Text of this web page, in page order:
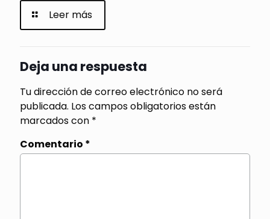
Leer más
Deja una respuesta
Tu dirección de correo electrónico no será
publicada. Los campos obligatorios están
marcados con *
Comentario *